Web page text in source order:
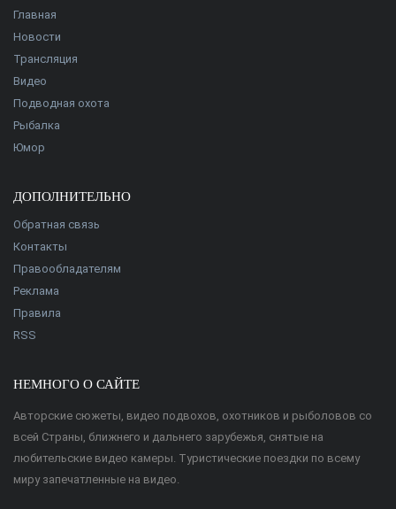
Главная
Новости
Трансляция
Видео
Подводная охота
Рыбалка
Юмор
ДОПОЛНИТЕЛЬНО
Обратная связь
Контакты
Правообладателям
Реклама
Правила
RSS
НЕМНОГО О САЙТЕ
Авторские сюжеты, видео подвохов, охотников и рыболовов со
всей Страны, ближнего и дальнего зарубежья, снятые на
любительские видео камеры. Туристические поездки по всему
миру запечатленные на видео.